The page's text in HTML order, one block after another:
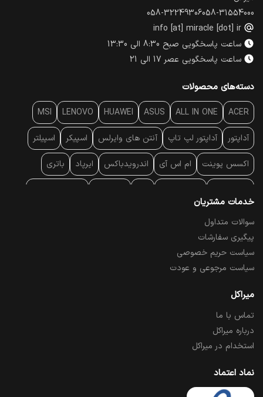
058-31554000
058-32249306
info [at] miracle [dot] ir
ساعت پاسخگویی صبح 8:30 الی 13:30
ساعت پاسخگویی عصر 17 الی 21
دسته‌های محصولات
ACER
ALL IN ONE
ASUS
HUAWEI
LENOVO
MSI
آداپتور آداپتور لپ تاپ آنتن‌ های وایرلس اسپیکر اسپیلتر
اکسس پوینت ام اس آی اندرویدباکس ایرپاد باتری
پایه سقفی
پرده نمایش
تبلت و موبایل تجهیزات پسیو شبکه
تلویزیون
درایو نوری
دستگاه ضبط تصاویر
رم کامپیوتر
خدمات مشتریان
سوالات متداول
پیگیری سفارشات
سیاست حریم خصوصی
سیاست مرجوعی و عودت
میراکل
تماس با ما
درباره میراکل
استخدام در میراکل
نماد اعتماد